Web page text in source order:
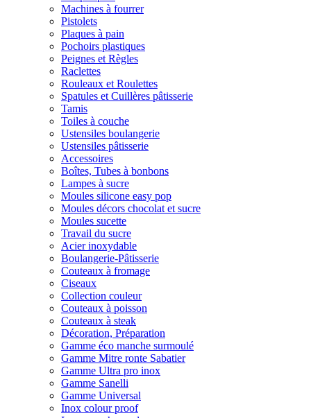
Machines à fourrer
Pistolets
Plaques à pain
Pochoirs plastiques
Peignes et Règles
Raclettes
Rouleaux et Roulettes
Spatules et Cuillères pâtisserie
Tamis
Toiles à couche
Ustensiles boulangerie
Ustensiles pâtisserie
Accessoires
Boîtes, Tubes à bonbons
Lampes à sucre
Moules silicone easy pop
Moules décors chocolat et sucre
Moules sucette
Travail du sucre
Acier inoxydable
Boulangerie-Pâtisserie
Couteaux à fromage
Ciseaux
Collection couleur
Couteaux à poisson
Couteaux à steak
Décoration, Préparation
Gamme éco manche surmoulé
Gamme Mitre ronte Sabatier
Gamme Ultra pro inox
Gamme Sanelli
Gamme Universal
Inox colour proof